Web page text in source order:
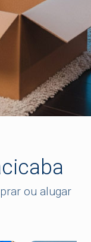
ou alugar